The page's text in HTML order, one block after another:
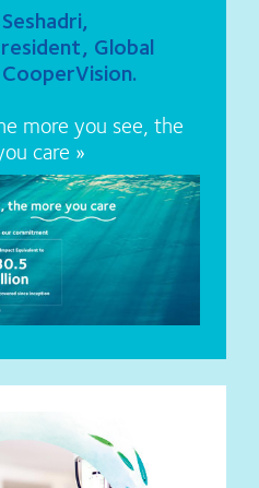
Global
more you see, the
care »